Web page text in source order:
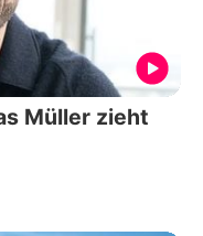
Müller zieht